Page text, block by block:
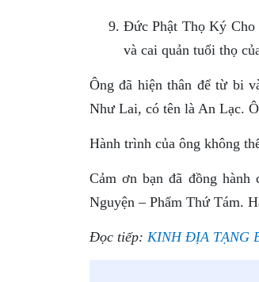
Ðức Phật Thọ Ký
và cai quản tuổi thọ
Ông đã hiện thân để từ bi
Như Lai, có tên là An Lạc.
Hành trình của ông không
Cảm ơn bạn đã đồng
Nguyện – Phẩm Thứ Tám.
Đọc tiếp: KINH ÐỊA TẠNG